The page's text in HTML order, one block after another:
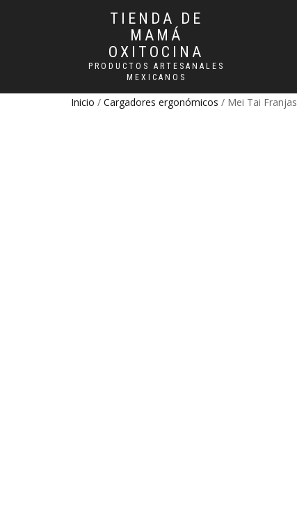
TIENDA DE
MAMÁ
OXITOCINA
PRODUCTOS ARTESANALES
MEXICANOS
Inicio / Cargadores ergonómicos / Mei Tai Franjas